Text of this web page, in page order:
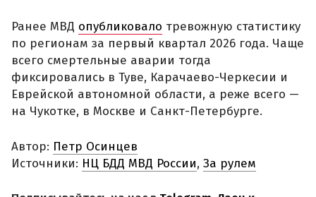
Ранее МВД опубликовало тревожную статистику
по регионам за первый квартал 2026 года. Чаще
всего смертельные аварии тогда
фиксировались в Туве, Карачаево-Черкесии и
Еврейской автономной области, а реже всего —
на Чукотке, в Москве и Санкт-Петербурге.
Автор: Петр Осинцев
Источники: НЦ БДД МВД России, За рулем